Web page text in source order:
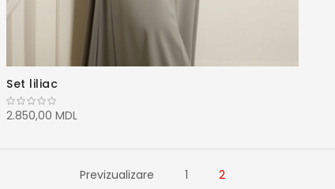
Set liliac
2.850,00 MDL
Previzualizare 1 2